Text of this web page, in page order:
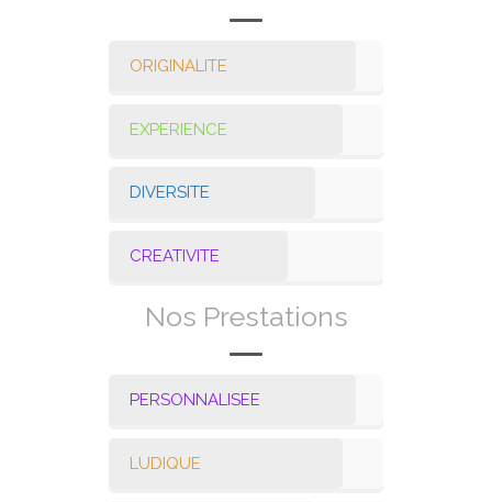
ORIGINALITE
EXPERIENCE
DIVERSITE
CREATIVITE
Nos Prestations
PERSONNALISEE
LUDIQUE